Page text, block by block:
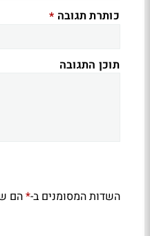
כותרת תגובה *
תוכן התגובה
השדות המסומנים ב-*הם